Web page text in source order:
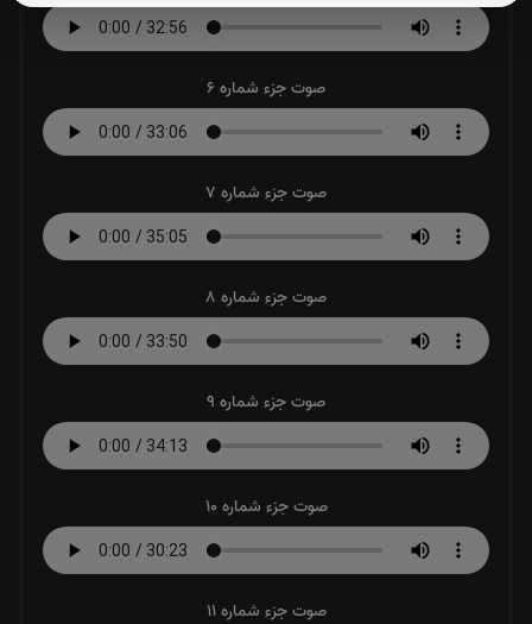
صوت جزء شماره 6
صوت جزء شماره 7
صوت جزء شماره 8
صوت جزء شماره 9
صوت جزء شماره 10
صوت جزء شماره 11